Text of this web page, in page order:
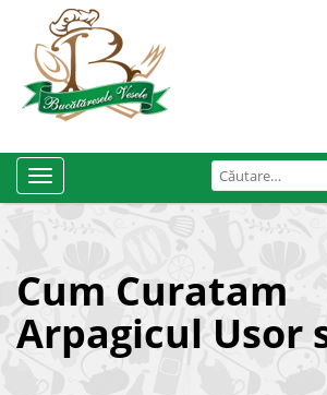
Caută
după:
Toggle
Navigation
Cum Curatam
Arpagicul Usor